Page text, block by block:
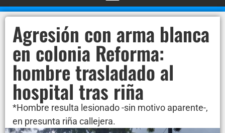
Agresión con arma blanca
en colonia Reforma:
hombre trasladado al
hospital tras riña
*Hombre resulta lesionado -sin motivo aparente-,
en presunta riña callejera.